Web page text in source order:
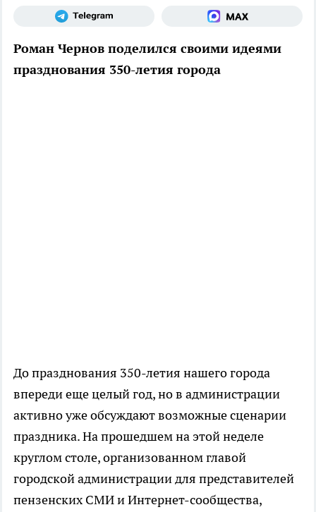
Роман Чернов поделился своими идеями
празднования 350-летия города
До празднования 350-летия нашего города
впереди еще целый год, но в администрации
активно уже обсуждают возможные сценарии
праздника. На прошедшем на этой неделе
круглом столе, организованном главой
городской администрации для представителей
пензенских СМИ и Интернет-сообщества,